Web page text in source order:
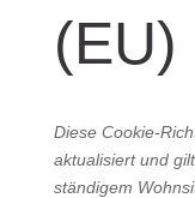
(EU)
Diese Cookie-
aktualisiert und
ständigem